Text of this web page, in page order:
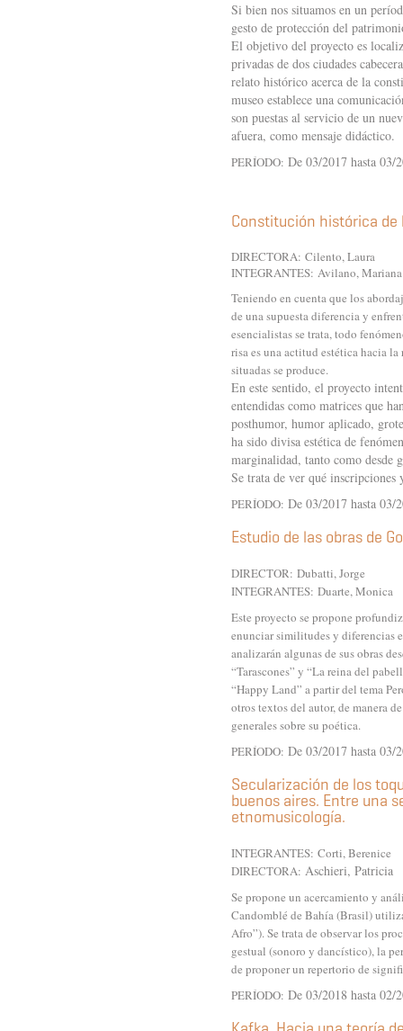
Si bien nos situamos en un
gesto de protección del
El objetivo del proyecto es
privadas de dos ciudades
relato histórico acerca de la
museo establece una
son puestas al servicio de un
afuera, como mensaje didáctico.
PERÍODO: De 03/2017 hasta 03/
Constitución histórica
DIRECTORA: Cilento, Laura
INTEGRANTES: Avilano,
Teniendo en cuenta que los
de una supuesta diferencia y
esencialistas se trata, todo
risa es una actitud estética hacia
situadas se produce.
En este sentido, el proyecto
entendidas como matrices que
posthumor, humor aplicado,
ha sido divisa estética de
marginalidad, tanto como
Se trata de ver qué inscripciones
PERÍODO: De 03/2017 hasta 03/
Estudio de las obras de
DIRECTOR: Dubatti, Jorge
INTEGRANTES: Duarte, Monica
Este proyecto se propone
enunciar similitudes y diferencias
analizarán algunas de sus obras
“Tarascones” y “La reina del
“Happy Land” a partir del tema
otros textos del autor, de manera
generales sobre su poética.
PERÍODO: De 03/2017 hasta 03/
Secularización de los
buenos aires. Entre una
etnomusicología.
INTEGRANTES: Corti, Berenice
DIRECTORA: Aschieri, Patricia
Se propone un acercamiento y
Candomblé de Bahía (Brasil)
Afro”). Se trata de observar los
gestual (sonoro y dancístico), la
de proponer un repertorio de
PERÍODO: De 03/2018 hasta 02/